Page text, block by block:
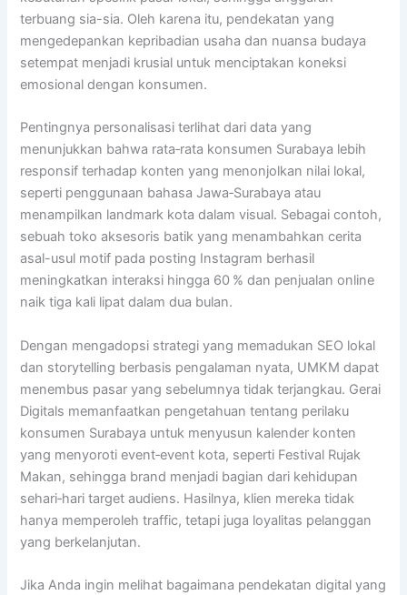
terbuang sia-sia. Oleh karena itu, pendekatan yang
mengedepankan kepribadian usaha dan nuansa budaya
setempat menjadi krusial untuk menciptakan koneksi
emosional dengan konsumen.
Pentingnya personalisasi terlihat dari data yang
menunjukkan bahwa rata‑rata konsumen Surabaya lebih
responsif terhadap konten yang menonjolkan nilai lokal,
seperti penggunaan bahasa Jawa‑Surabaya atau
menampilkan landmark kota dalam visual. Sebagai contoh,
sebuah toko aksesoris batik yang menambahkan cerita
asal-usul motif pada posting Instagram berhasil
meningkatkan interaksi hingga 60 % dan penjualan online
naik tiga kali lipat dalam dua bulan.
Dengan mengadopsi strategi yang memadukan SEO lokal
dan storytelling berbasis pengalaman nyata, UMKM dapat
menembus pasar yang sebelumnya tidak terjangkau. Gerai
Digitals memanfaatkan pengetahuan tentang perilaku
konsumen Surabaya untuk menyusun kalender konten
yang menyoroti event‑event kota, seperti Festival Rujak
Makan, sehingga brand menjadi bagian dari kehidupan
sehari‑hari target audiens. Hasilnya, klien mereka tidak
hanya memperoleh traffic, tetapi juga loyalitas pelanggan
yang berkelanjutan.
Jika Anda ingin melihat bagaimana pendekatan digital yang